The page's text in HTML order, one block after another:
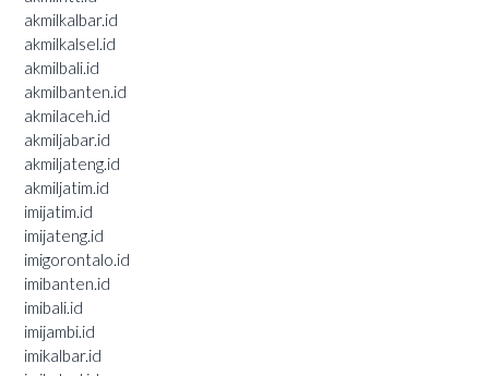
akmilkalbar.id
akmilkalsel.id
akmilbali.id
akmilbanten.id
akmilaceh.id
akmiljabar.id
akmiljateng.id
akmiljatim.id
imijatim.id
imijateng.id
imigorontalo.id
imibanten.id
imibali.id
imijambi.id
imikalbar.id